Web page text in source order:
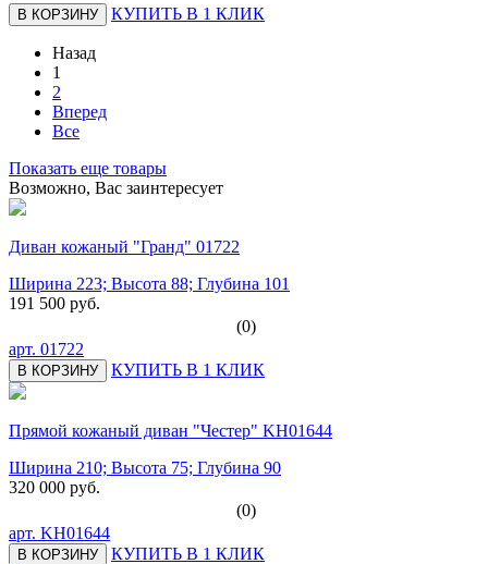
В КОРЗИНУ КУПИТЬ В 1 КЛИК
Назад
1
2
Вперед
Все
Показать еще товары
Возможно, Вас заинтересует
Диван кожаный "Гранд" 01722
Ширина 223; Высота 88; Глубина 101
191 500 руб.
(0)
арт. 01722
В КОРЗИНУ КУПИТЬ В 1 КЛИК
Прямой кожаный диван "Честер" KH01644
Ширина 210; Высота 75; Глубина 90
320 000 руб.
(0)
арт. KH01644
В КОРЗИНУ КУПИТЬ В 1 КЛИК